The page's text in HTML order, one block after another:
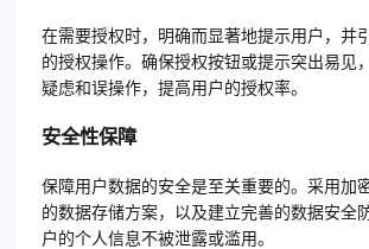
在需要授权时，明确而显著地提示用户，并
的授权操作。确保授权按钮或提示突出易见
疑虑和误操作，提高用户的授权率。
安全性保障
保障用户数据的安全是至关重要的。采用加
的数据存储方案，以及建立完善的数据安全
户的个人信息不被泄露或滥用。